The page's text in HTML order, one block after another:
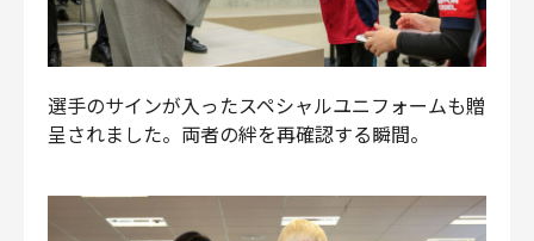
選手のサインが入ったスペシャルユニフォームも贈
呈されました。両者の絆を再確認する瞬間。